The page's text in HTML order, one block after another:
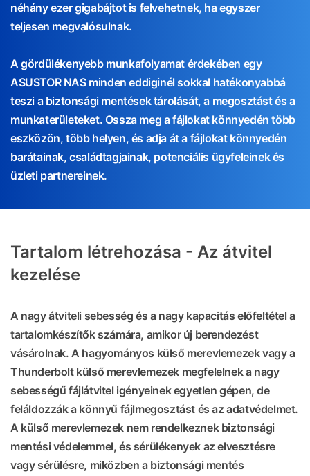
néhány ezer gigabájtot is felvehetnek, ha egyszer
teljesen megvalósulnak.
A gördülékenyebb munkafolyamat érdekében egy
ASUSTOR NAS minden eddiginél sokkal hatékonyabbá
teszi a biztonsági mentések tárolását, a megosztást és a
munkaterületeket. Ossza meg a fájlokat könnyedén több
eszközön, több helyen, és adja át a fájlokat könnyedén
barátainak, családtagjainak, potenciális ügyfeleinek és
üzleti partnereinek.
Tartalom létrehozása - Az átvitel
kezelése
A nagy átviteli sebesség és a nagy kapacitás előfeltétel a
tartalomkészítők számára, amikor új berendezést
vásárolnak. A hagyományos külső merevlemezek vagy a
Thunderbolt külső merevlemezek megfelelnek a nagy
sebességű fájlátvitel igényeinek egyetlen gépen, de
feláldozzák a könnyű fájlmegosztást és az adatvédelmet.
A külső merevlemezek nem rendelkeznek biztonsági
mentési védelemmel, és sérülékenyek az elvesztésre
vagy sérülésre, miközben a biztonsági mentés